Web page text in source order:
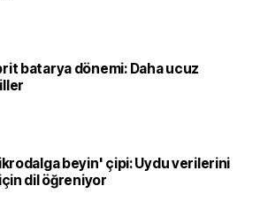
batarya dönemi: Daha ucuz
beyin' çipi: Uydu verilerini
dil öğreniyor